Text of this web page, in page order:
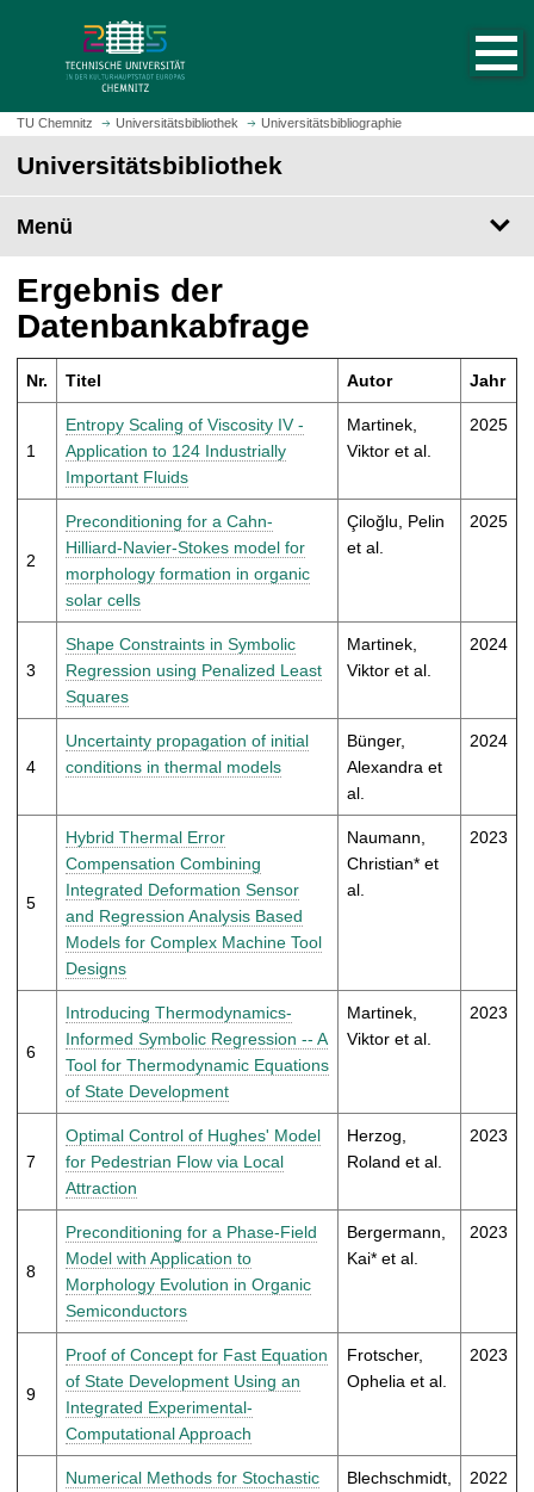
z
m
t
e
i
t
u
f
u
f
n
TU Chemnitz Universitätsbibliothek Universitätsbibliographie
Universitätsbibliothek
Menü
Ergebnis der
Datenbankabfrage
Nr. Titel Autor Jahr
1
Entropy Scaling of Viscosity IV -
Application to 124 Industrially
Important Fluids
Martinek,
Viktor et al.
2025
2
Preconditioning for a Cahn-
Hilliard-Navier-Stokes model for
morphology formation in organic
solar cells
Çiloğlu, Pelin
et al.
2025
3
Shape Constraints in Symbolic
Regression using Penalized Least
Squares
Martinek,
Viktor et al.
2024
4
Uncertainty propagation of initial
conditions in thermal models
Bünger,
Alexandra et
al.
2024
5
Hybrid Thermal Error
Compensation Combining
Integrated Deformation Sensor
and Regression Analysis Based
Models for Complex Machine Tool
Designs
Naumann,
Christian* et
al.
2023
6
Introducing Thermodynamics-
Informed Symbolic Regression -- A
Tool for Thermodynamic Equations
of State Development
Martinek,
Viktor et al.
2023
7
Optimal Control of Hughes' Model
for Pedestrian Flow via Local
Attraction
Herzog,
Roland et al.
2023
8
Preconditioning for a Phase-Field
Model with Application to
Morphology Evolution in Organic
Semiconductors
Bergermann,
Kai* et al.
2023
9
Proof of Concept for Fast Equation
of State Development Using an
Integrated Experimental-
Computational Approach
Frotscher,
Ophelia et al.
2023
Numerical Methods for Stochastic
Blechschmidt,
2022